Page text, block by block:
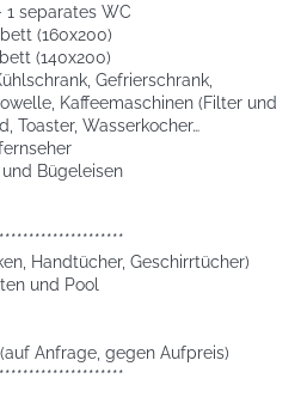
separates WC
(160x200)
(140x200)
Gefrierschrank,
Kaffeemaschinen (Filter und
Toaster, Wasserkocher…
Bügeleisen
Handtücher, Geschirrtücher)
und Pool
Anfrage, gegen Aufpreis)